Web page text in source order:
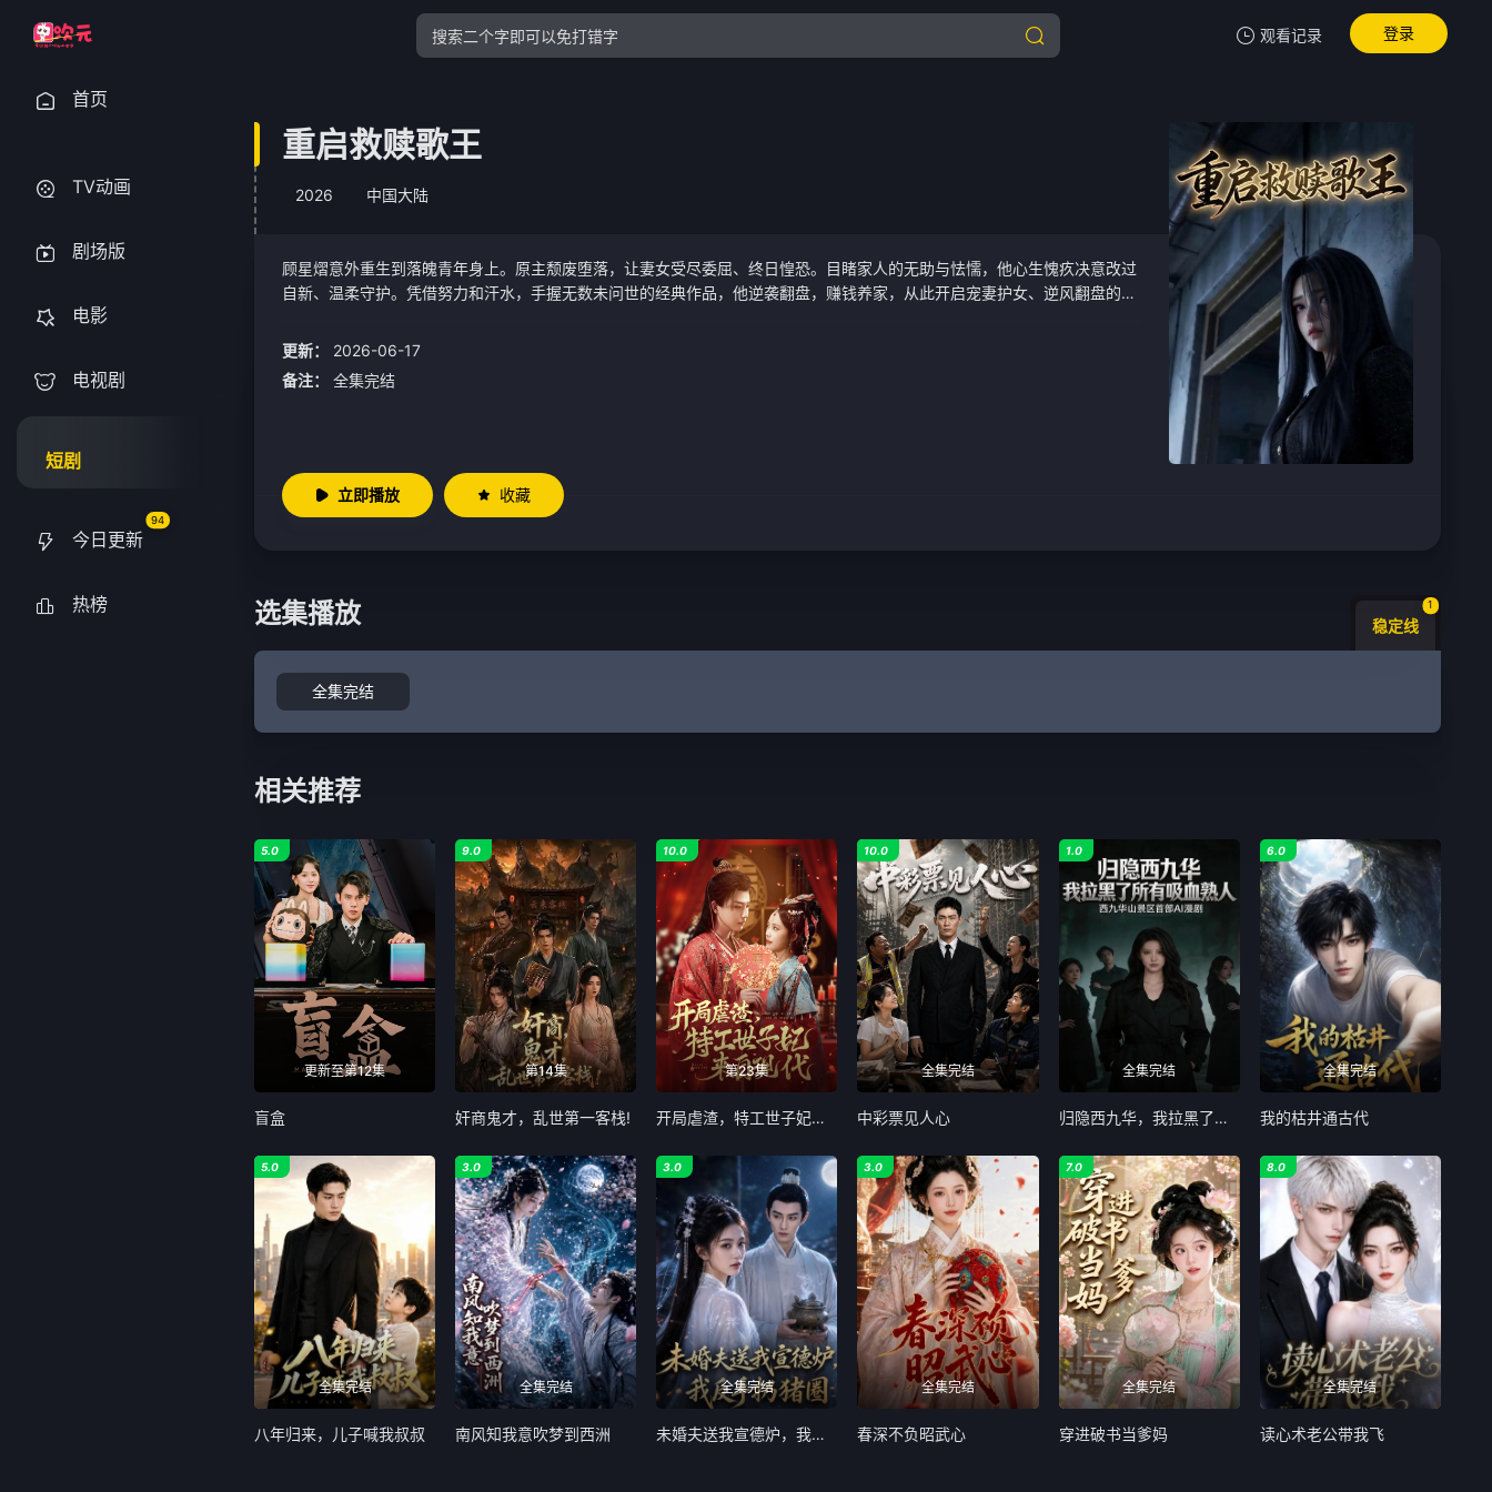
观看记录
暂无观看影片的记录
登录
首页
TV动画
剧场版
电影
电视剧
短剧
今日更新
94
热榜
重启救赎歌王
2026 中国大陆
顾星熠意外重生到落魄青年身上。原主颓废堕落，让妻女受尽委屈、终日惶恐。目睹家人的无助与怯懦，他心生愧疚决意改过
自新、温柔守护。凭借努力和汗水，手握无数未问世的经典作品，他逆袭翻盘，赚钱养家，从此开启宠妻护女、逆风翻盘的全
更新：
2026-06-17
备注：
全集完结
立即播放 收藏
选集播放 稳定线
1
全集完结
相关推荐
更新至第12集
5.0
盲盒
第14集
9.0
奸商鬼才，乱世第一客栈!
第23集
10.0
开局虐渣，特工世子妃来自现代
全集完结
10.0
中彩票见人心
全集完结
1.0
归隐西九华，我拉黑了所有吸血熟人
全集完结
6.0
我的枯井通古代
全集完结
5.0
八年归来，儿子喊我叔叔
全集完结
3.0
南风知我意吹梦到西洲
全集完结
3.0
未婚夫送我宣德炉，我反手扔猪圈
全集完结
3.0
春深不负昭武心
全集完结
7.0
穿进破书当爹妈
全集完结
8.0
读心术老公带我飞